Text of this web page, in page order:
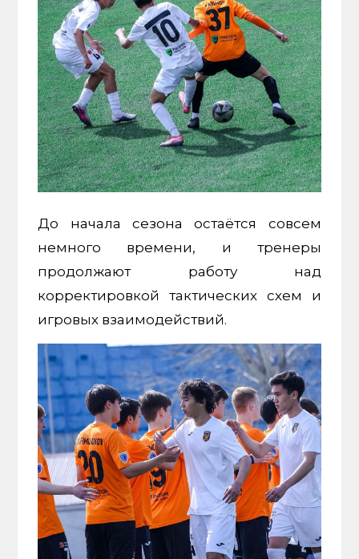
До начала сезона остаётся совсем
немного времени, и тренеры
продолжают работу над
корректировкой тактических схем и
игровых взаимодействий.